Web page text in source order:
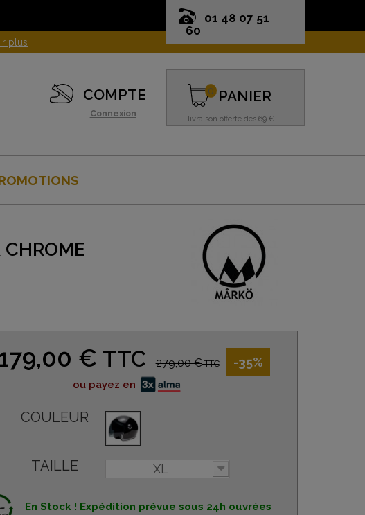
01 48 07 51
60
plus
COMPTE
Connexion
PANIER
livraison offerte dès 69 €
0
€ TTC 279,00 €TTC -35%
ou payez en
COULEUR
TAILLE XL
En Stock ! Expédition prévue sous 24h ouvrées